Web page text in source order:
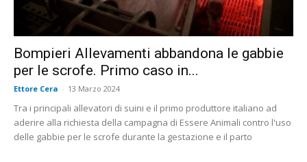
Bompieri Allevamenti abbandona le gabbie
per le scrofe. Primo caso in...
Ettore Cera - 13 Marzo 2024
Tra i principali allevatori di suini e il primo produttore italiano ad
aderire alla richiesta della campagna di Essere Animali contro l'uso
delle gabbie per le scrofe durante la gestazione e il parto